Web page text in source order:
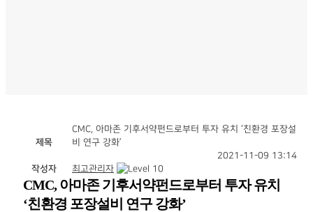
제목
CMC, 아마존 기후서약펀드로부터 투자 유치 ‘친환경 포장설
비 연구 강화’
2021-11-09 13:14
작성자
최고관리자
CMC, 아마존 기후서약펀드로부터 투자 유치
‘친환경 포장설비 연구 강화’